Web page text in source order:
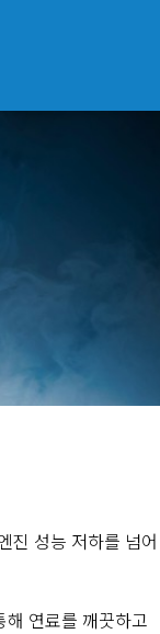
진 성능 저하를 넘어
연료를 깨끗하고